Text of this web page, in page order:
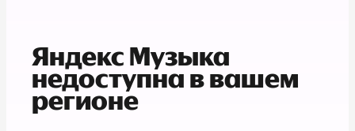
Яндекс Музыка
недоступна в вашем
регионе